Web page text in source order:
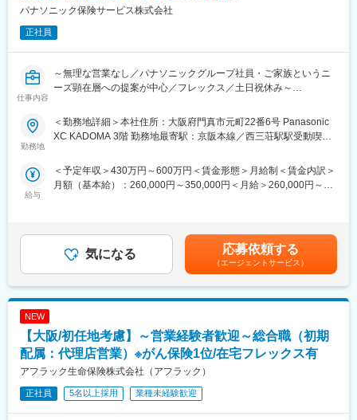
パナソニック保険サービス株式会社
正社員
仕事内容
～無理な営業なし／パナソニックグループ社員・ご家族というニ
ーズ顕在層への提案が中心／フレックス／土日祝休み～
■ポイント：
・ニーズのあるグループ社員・ご家族に向けた提案なので、無理
・固定給なので、短期的な業績に左右されず安定◎
相談・問い合わせいただいたお客様へのご提案がメインのため、
飛び込み営業はありません。
■業務内容：
＜担当する業務＞
害保険に関する営業活動、顧客対応、保険実務を担当します。自
動車・火災・医療・傷害等様々な保険種目を取り扱います。
・事業会社の関係部門に対する営業活動：事業場、関係会社の人
事総務、OB会、労働組合等との関係構築、講習会・セミナー提案
～実施、プロモーション活動の企画～実施等を担当します。
勤務地
＜勤務地詳細＞本社住所：大阪府門真市元町22番6号 Panasonic
XC KADOMA 3階 勤務地最寄駅：京阪本線／西三荘駅駅受動喫煙
囲：会社の定める事業所
給与
＜予定年収＞430万円～600万円＜賃金形態＞月給制＜賃金内訳＞
月額（基本給）：260,000円～350,000円＜月給＞260,000円～
じて上下する可能性があります。月給(月額)は固定手当を含めた表
記です。気になる 応募依頼する
（エージェントサービス）
NEW
【大阪/初任地考慮】～営業経験者歓迎～総合職（初期
配属：代理店営業）※がん保険1位/在宅フレックス有
アフラック生命保険株式会社（アフラック）
正社員 5名以上採用 業種未経験歓迎